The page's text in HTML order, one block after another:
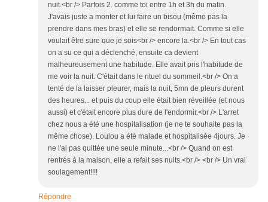
nuit.<br /> Parfois 2. comme toi entre 1h et 3h du matin.
J'avais juste a monter et lui faire un bisou (même pas la
prendre dans mes bras) et elle se rendormait. Comme si elle
voulait être sure que je sois<br /> encore la.<br /> En tout cas
on a su ce qui a déclenché, ensuite ca devient
malheureusement une habitude. Elle avait pris l'habitude de
me voir la nuit. C'était dans le rituel du sommeil.<br /> On a
tenté de la laisser pleurer, mais la nuit, 5mn de pleurs durent
des heures... et puis du coup elle était bien réveillée (et nous
aussi) et c'était encore plus dure de l'endormir.<br /> L'arret
chez nous a été une hospitalisation (je ne te souhaite pas la
même chose). Loulou a été malade et hospitalisée 4jours. Je
ne l'ai pas quittée une seule minute...<br /> Quand on est
rentrés à la maison, elle a refait ses nuits.<br /> <br /> Un vrai
soulagement!!!!
Répondre